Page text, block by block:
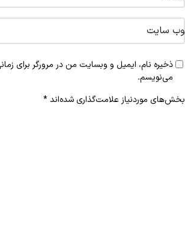
بخش‌های موردنیاز علامت‌گذاری شده‌اند*
وب‌ سایت
ذخیره نام، ایمیل و وبسایت من در مرورگر برای
می‌نویسم.